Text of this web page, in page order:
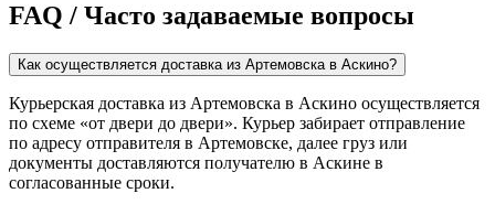
FAQ / Часто задаваемые вопросы
Как осуществляется доставка из Артемовска в Аскино?
Курьерская доставка из Артемовска в Аскино осуществляется
по схеме «от двери до двери». Курьер забирает отправление
по адресу отправителя в Артемовске, далее груз или
документы доставляются получателю в Аскине в
согласованные сроки.